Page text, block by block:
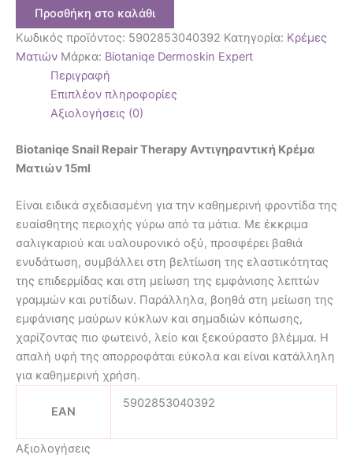
Προσθήκη στο καλάθι
Κωδικός προϊόντος: 5902853040392 Κατηγορία: Κρέμες
Ματιών Μάρκα: Biotaniqe Dermoskin Expert
Περιγραφή
Επιπλέον πληροφορίες
Αξιολογήσεις (0)
Biotaniqe Snail Repair Therapy Αντιγηραντική Κρέμα
Ματιών 15ml
Είναι ειδικά σχεδιασμένη για την καθημερινή φροντίδα της
ευαίσθητης περιοχής γύρω από τα μάτια. Με έκκριμα
σαλιγκαριού και υαλουρονικό οξύ, προσφέρει βαθιά
ενυδάτωση, συμβάλλει στη βελτίωση της ελαστικότητας
της επιδερμίδας και στη μείωση της εμφάνισης λεπτών
γραμμών και ρυτίδων. Παράλληλα, βοηθά στη μείωση της
εμφάνισης μαύρων κύκλων και σημαδιών κόπωσης,
χαρίζοντας πιο φωτεινό, λείο και ξεκούραστο βλέμμα. Η
απαλή υφή της απορροφάται εύκολα και είναι κατάλληλη
για καθημερινή χρήση.
EAN
5902853040392
Αξιολογήσεις